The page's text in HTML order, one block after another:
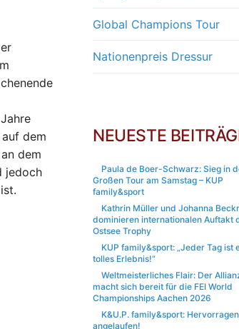
dem
dem
jedoch
Global Champions Tour
Nationenpreis Dressur
NEUESTE
Paula de Boer-Schwarz: Sieg in
Großen Tour am Samstag – KUP
family&sport
Kathrin Müller und Johanna
dominieren internationalen Auftakt
Ostsee Trophy
KUP family&sport: „Jeder Tag ist
tolles Erlebnis!“
Weltmeisterliches Flair: Der
macht sich bereit für die FEI World
Championships Aachen 2026
K&U.P. family&sport:
angelaufen!